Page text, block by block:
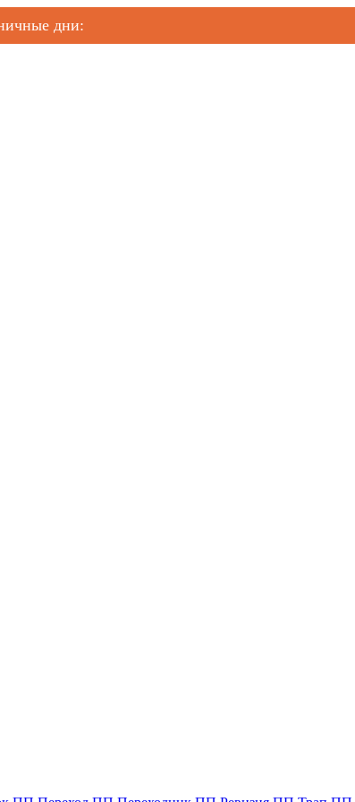
дни: